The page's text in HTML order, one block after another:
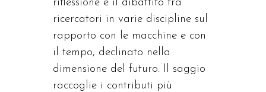
riflessione e il dibattito tra
ricercatori in varie discipline sul
rapporto con le macchine e con
il tempo, declinato nella
dimensione del futuro. Il saggio
raccoglie i contributi più